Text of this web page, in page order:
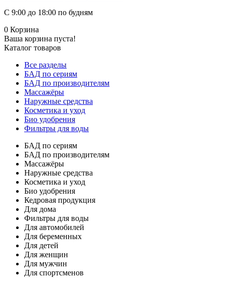
С 9:00 до 18:00 по будням
0 Корзина
Ваша корзина пуста!
Каталог товаров
Все разделы
БАД по сериям
БАД по производителям
Массажёры
Наружные средства
Косметика и уход
Био удобрения
Фильтры для воды
БАД по сериям
БАД по производителям
Массажёры
Наружные средства
Косметика и уход
Био удобрения
Кедровая продукция
Для дома
Фильтры для воды
Для автомобилей
Для беременных
Для детей
Для женщин
Для мужчин
Для спортсменов